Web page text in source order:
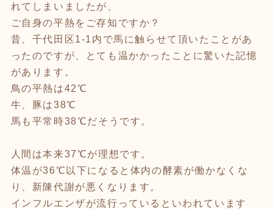
れてしまいましたが、
ご自身の平熱をご存知ですか？
昔、千代田区1-1内で馬に触らせて頂いたことがあ
ったのですが、とても温かかったことに驚いた記憶
があります。
鳥の平熱は42℃
牛、豚は38℃
馬も平常時38℃だそうです。
人間は本来37℃が理想です。
体温が36℃以下になると体内の酵素が働かなくな
り、新陳代謝が悪くなります。
インフルエンザが流行っているといわれています